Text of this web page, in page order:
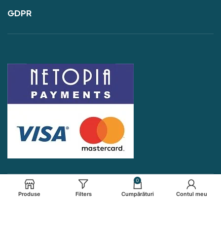
GDPR
Produse Filters
0
Cumpărături Contul meu